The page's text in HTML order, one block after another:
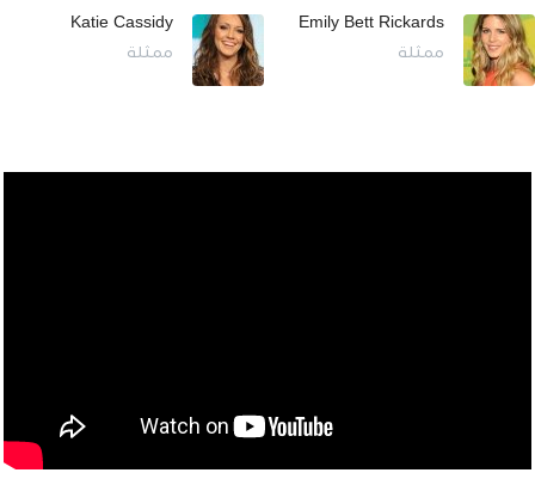
Emily Bett Rickards
ممثلة
Katie Cassidy
ممثلة